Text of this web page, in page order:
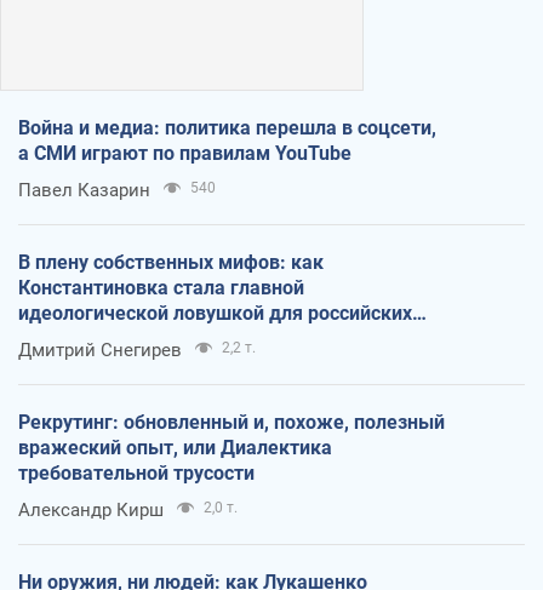
Война и медиа: политика перешла в соцсети,
а СМИ играют по правилам YouTube
Павел Казарин 540
В плену собственных мифов: как
Константиновка стала главной
идеологической ловушкой для российских
оккупантов
Дмитрий Снегирев 2,2 т.
Рекрутинг: обновленный и, похоже, полезный
вражеский опыт, или Диалектика
требовательной трусости
Александр Кирш 2,0 т.
Ни оружия, ни людей: как Лукашенко